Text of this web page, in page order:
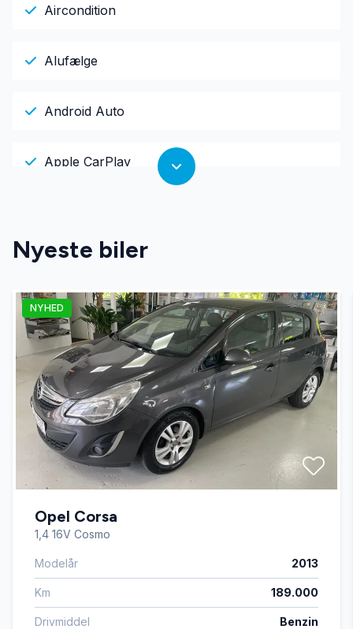
Aircondition
Alufælge
Android Auto
Apple CarPlay
Auto nedblændelig bakspejl
Automatgear
Automatisk lys
Automatisk nødbremse
Bakkamera
Bluetooth
El-klapbare sidespejle med varme
El-ruder x4
Nyeste biler
NYHED
Opel Corsa
1,4 16V Cosmo
Modelår 2013
Km 189.000
Drivmiddel Benzin